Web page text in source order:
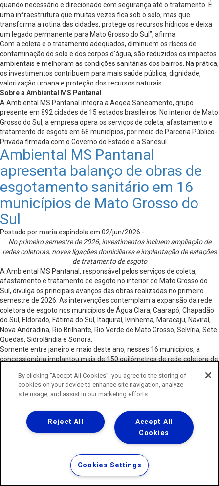
quando necessário e direcionado com segurança até o tratamento. É
uma infraestrutura que muitas vezes fica sob o solo, mas que
transforma a rotina das cidades, protege os recursos hídricos e deixa
um legado permanente para Mato Grosso do Sul”, afirma.
Com a coleta e o tratamento adequados, diminuem os riscos de
contaminação do solo e dos corpos d’água, são reduzidos os impactos
ambientais e melhoram as condições sanitárias dos bairros. Na prática,
os investimentos contribuem para mais saúde pública, dignidade,
valorização urbana e proteção dos recursos naturais.
Sobre a Ambiental MS Pantanal
A Ambiental MS Pantanal integra a Aegea Saneamento, grupo
presente em 892 cidades de 15 estados brasileiros. No interior de Mato
Grosso do Sul, a empresa opera os serviços de coleta, afastamento e
tratamento de esgoto em 68 municípios, por meio de Parceria Público-
Privada firmada com o Governo do Estado e a Sanesul.
Ambiental MS Pantanal
apresenta balanço de obras de
esgotamento sanitário em 16
municípios de Mato Grosso do
Sul
Postado por maria.espindola em 02/jun/2026 -
No primeiro semestre de 2026, investimentos incluem ampliação de
redes coletoras, novas ligações domiciliares e implantação de estações
de tratamento de esgoto
A Ambiental MS Pantanal, responsável pelos serviços de coleta,
afastamento e tratamento de esgoto no interior de Mato Grosso do
Sul, divulga os principais avanços das obras realizadas no primeiro
semestre de 2026. As intervenções contemplam a expansão da rede
coletora de esgoto nos municípios de Água Clara, Caarapó, Chapadão
do Sul, Eldorado, Fátima do Sul, Itaquiraí, Ivinhema, Maracaju, Naviraí,
Nova Andradina, Rio Brilhante, Rio Verde de Mato Grosso, Selvíria, Sete
Quedas, Sidrolândia e Sonora.
Somente entre janeiro e maio deste ano, nesses 16 municípios, a
concessionária implantou mais de 150 quilômetros de rede coletora de
integram o acompanhamento das entregas previstas para 2026 e
reforçam o compromisso da empresa com a ampliação progressiva do
acesso ao esgotamento sanitário no Estado.
serviços em Mato Grosso do Sul. A previsão é que o Estado alcance
90% de cobertura em 2028, número que já o torna universalizado. Para
a concessionária a meta é alcançar em 98% a universalização do
esgotamento sanitário no ano de 2031, dois anos antes do prazo
estabelecido pelo Marco Legal do Saneamento, previsto para 2033.
Entre os municípios contemplados, Itaquiraí, Eldorado, Sonora, Sete
Quedas, Rio Brilhante, Fátima do Sul, Selvíria e Nova Andradina
By clicking “Accept All Cookies”, you agree to the storing of
cookies on your device to enhance site navigation, analyze
site usage, and assist in our marketing efforts.
Accept All
Cookies
Reject All
Cookies Settings